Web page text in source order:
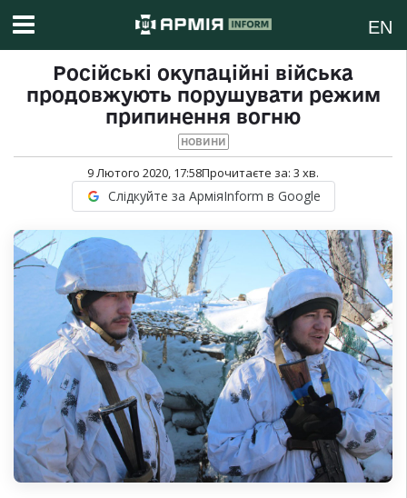
EN
Російські окупаційні війська
продовжують порушувати режим
припинення вогню
НОВИНИ
9 Лютого 2020, 17:58Прочитаєте за: 3 хв.
Слідкуйте за АрміяInform в Google